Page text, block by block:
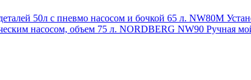
50л с пневмо насосом и бочкой 65 л. NW80M
насосом, объем 75 л. NORDBERG NW90 Ручная